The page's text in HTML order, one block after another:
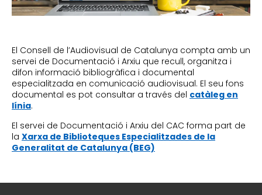
El Consell de l’Audiovisual de Catalunya compta amb un
servei de Documentació i Arxiu que recull, organitza i
difon informació bibliogràfica i documental
especialitzada en comunicació audiovisual. El seu fons
documental es pot consultar a través del catàleg en
línia.
El servei de Documentació i Arxiu del CAC forma part de
la Xarxa de Biblioteques Especialitzades de la
Generalitat de Catalunya (BEG)